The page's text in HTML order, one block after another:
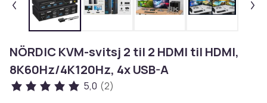
NÖRDIC KVM-svitsj 2 til 2 HDMI til HDMI,
8K60Hz/4K120Hz, 4x USB-A
5,0 (2)